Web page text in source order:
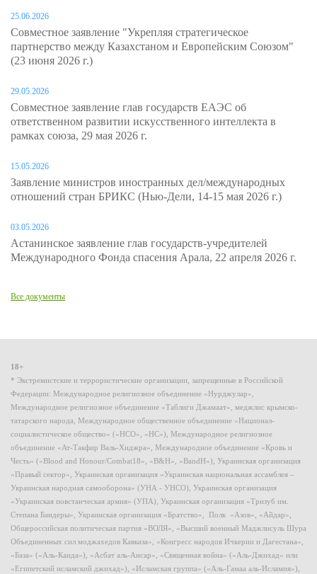
25.06.2026
Совместное заявление "Укрепляя стратегическое
партнерство между Казахстаном и Европейским Союзом"
(23 июня 2026 г.)
29.05.2026
Совместное заявление глав государств ЕАЭС об
ответственном развитии искусственного интеллекта в
рамках союза, 29 мая 2026 г.
15.05.2026
Заявление министров иностранных дел/международных
отношений стран БРИКС (Нью-Дели, 14-15 мая 2026 г.)
03.05.2026
Астанинское заявление глав государств-учредителей
Международного Фонда спасения Арала, 22 апреля 2026 г.
Все документы
18+
* Экстремистские и террористические организации, запрещенные в Российской
Федерации: Международное религиозное объединение «Нурджулар»,
Международное религиозное объединение «Таблиги Джамаат», меджлис крымско-
татарского народа, Международное общественное объединение «Национал-
социалистическое общество» («НСО», «НС»), Международное религиозное
объединение «Ат-Такфир Валь-Хиджра», Международное объединение «Кровь и
Честь» («Blood and Honour/Combat18», «B&H», «BandH»), Украинская организация
«Правый сектор», Украинская организация «Украинская национальная ассамблея –
Украинская народная самооборона» (УНА - УНСО), Украинская организация
«Украинская повстанческая армия» (УПА), Украинская организация «Тризуб им.
Степана Бандеры», Украинская организация «Братство», Полк «Азов», «Айдар»,
Общероссийская политическая партия «ВОЛЯ», «Высший военный Маджлисуль Шура
Объединенных сил моджахедов Кавказа», «Конгресс народов Ичкерии и Дагестана»,
«База» («Аль-Каида»), «Асбат аль-Ансар», «Священная война» («Аль-Джихад» или
«Египетский исламский джихад»), «Исламская группа» («Аль-Гамаа аль-Исламия»),